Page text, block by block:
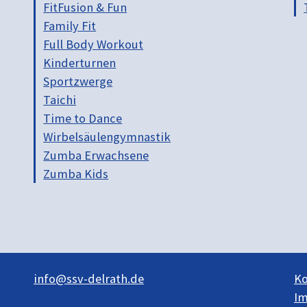
FitFusion & Fun
Family Fit
Full Body Workout
Kinderturnen
Sportzwerge
Taichi
Time to Dance
Wirbelsäulengymnastik
Zumba Erwachsene
Zumba Kids
info@ssv-delrath.de